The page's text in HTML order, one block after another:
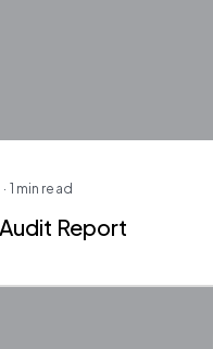
· 1 min read
Report